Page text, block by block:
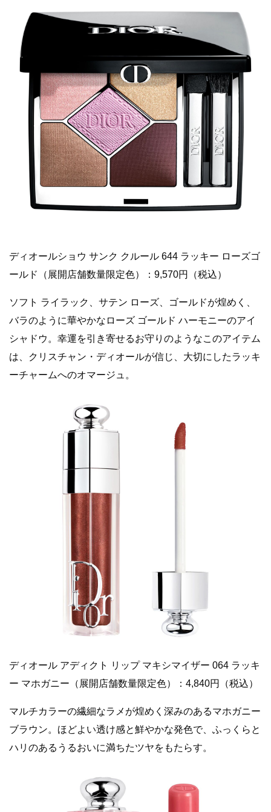
ディオールショウ サンク クルール 644 ラッキー ローズゴ
ールド（展開店舗数量限定色）：9,570円（税込）
ソフト ライラック、サテン ローズ、ゴールドが煌めく、
バラのように華やかなローズ ゴールド ハーモニーのアイ
シャドウ。幸運を引き寄せるお守りのようなこのアイテム
は、クリスチャン・ディオールが信じ、大切にしたラッキ
ーチャームへのオマージュ。
ディオール アディクト リップ マキシマイザー 064 ラッキ
ー マホガニー（展開店舗数量限定色）：4,840円（税込）
マルチカラーの繊細なラメが煌めく深みのあるマホガニー
ブラウン。ほどよい透け感と鮮やかな発色で、ふっくらと
ハリのあるうるおいに満ちたツヤをもたらす。